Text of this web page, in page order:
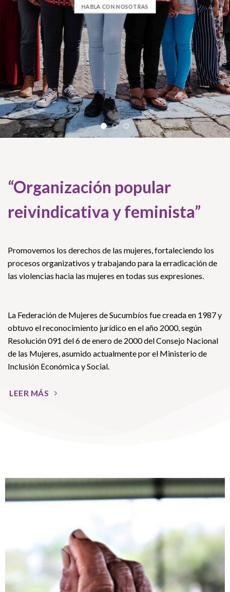
HABLA CON NOSOTRAS
“Organización popular
reivindicativa y feminista”
Promovemos los derechos de las mujeres, fortaleciendo los
procesos organizativos y trabajando para la erradicación de
las violencias hacia las mujeres en todas sus expresiones.
La Federación de Mujeres de Sucumbíos fue creada en 1987 y
obtuvo el reconocimiento jurídico en el año 2000, según
Resolución 091 del 6 de enero de 2000 del Consejo Nacional
de las Mujeres, asumido actualmente por el Ministerio de
Inclusión Económica y Social.
LEER MÁS